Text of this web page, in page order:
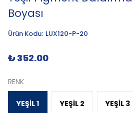
Boyası
Ürün Kodu: LUX120-P-20
₺ 352.00
RENK
YEŞİL 1 YEŞİL 2 YEŞİL 3